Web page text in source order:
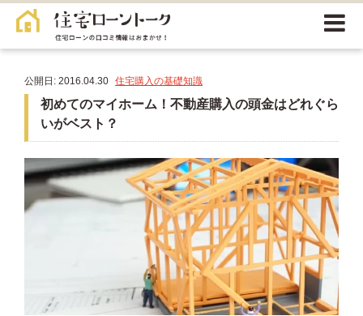
公開日: 2016.04.30 住宅購入の基礎知識
初めてのマイホーム！不動産購入の頭金はどれぐら
いがベスト？